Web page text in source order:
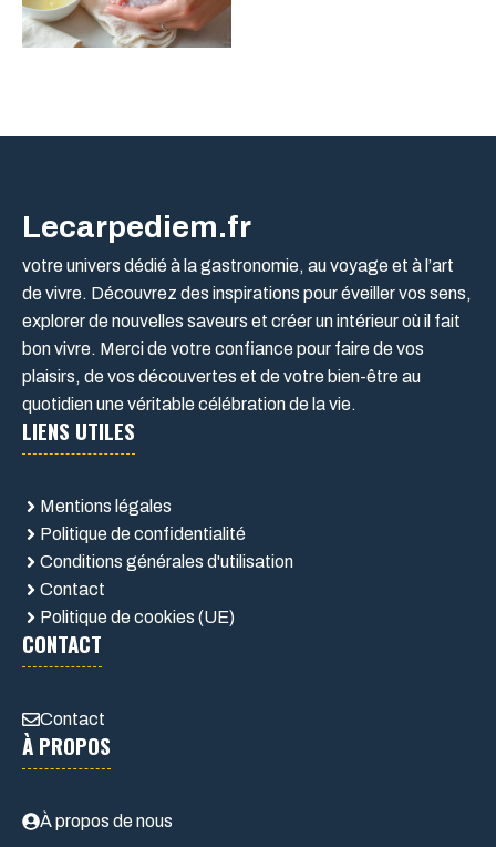
Lecarpediem.fr
votre univers dédié à la gastronomie, au voyage et à l’art
de vivre. Découvrez des inspirations pour éveiller vos sens,
explorer de nouvelles saveurs et créer un intérieur où il fait
bon vivre. Merci de votre confiance pour faire de vos
plaisirs, de vos découvertes et de votre bien-être au
quotidien une véritable célébration de la vie.
LIENS UTILES
Mentions légales
Politique de confidentialité
Conditions générales d'utilisation
Contact
Politique de cookies (UE)
CONTACT
Contact
À PROPOS
À propos de nous